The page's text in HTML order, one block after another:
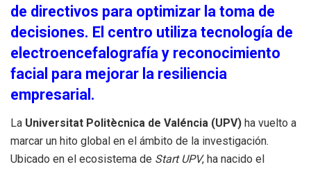
de directivos para optimizar la toma de
decisiones. El centro utiliza tecnología de
electroencefalografía y reconocimiento
facial para mejorar la resiliencia
empresarial.
La Universitat Politècnica de Valéncia (UPV) ha vuelto a
marcar un hito global en el ámbito de la investigación.
Ubicado en el ecosistema de Start UPV, ha nacido el